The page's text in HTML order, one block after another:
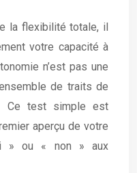
la flexibilité totale, il
votre capacité à
n’est pas une
de traits de
Ce test simple est
aperçu de votre
» ou « non » aux